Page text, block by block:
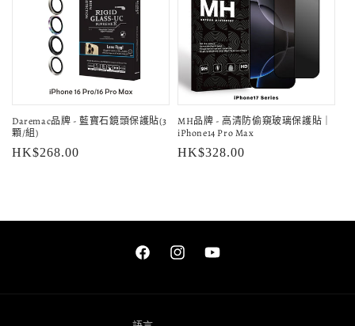
Daremac品牌 - 藍寶石鏡頭保護貼(3
顆/組)
定
HK$268.00
MH品牌 - 高清防偷窺玻璃保護貼｜
iPhone14 Pro Max
定
HK$328.00
FacebookInstagramYouTube